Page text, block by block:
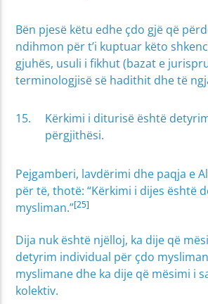
Bën pjesë këtu edhe çdo gjë që
ndihmon për t’i kuptuar këto
gjuhës, usuli i fikhut (bazat e
terminologjisë së hadithit dhe të
Kërkimi i diturisë është
përgjithësi.
Pejgamberi, lavdërimi dhe paqja e
për të, thotë: “Kërkimi i dijes është
mysliman.”[25]
Dija nuk është njëlloj, ka dije që
detyrim individual për çdo
myslimane dhe ka dije që mësimi i
kolektiv.